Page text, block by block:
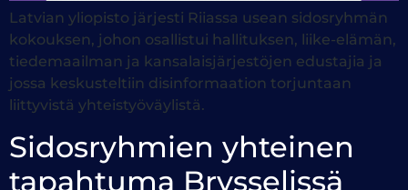
Latvian yliopisto järjesti Riiassa usean sidosryhmän
kokouksen, johon osallistui hallituksen, liike-elämän,
tiedemaailman ja kansalaisjärjestöjen edustajia ja
jossa keskusteltiin disinformaation torjuntaan
liittyvistä yhteistyöväylistä.
Sidosryhmien yhteinen
tapahtuma Brysselissä